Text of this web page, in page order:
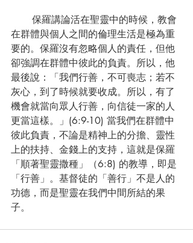
在群體與個人之間的倫理生活是極為重
要的。保羅沒有忽略個人的責任，但他
卻強調在群體中彼此的負責。所以，他
最後說：「我們行善，不可喪志；若不
灰心，到了時候就要收成。所以，有了
機會就當向眾人行善，向信徒一家的人
更當這樣。」(6:9-10) 當我們在群體中
彼此負責，不論是精神上的分擔、靈性
上的扶持、金錢上的支持，這就是保羅
「順著聖靈撒種」（6:8) 的教導，即是
「行善」。基督徒的「善行」不是人的
功德，而是聖靈在我們中間所結的果
子。